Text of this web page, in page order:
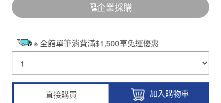
企業採購
※ 全館單筆消費滿$1,500享免運優惠
直接購買 加入購物車